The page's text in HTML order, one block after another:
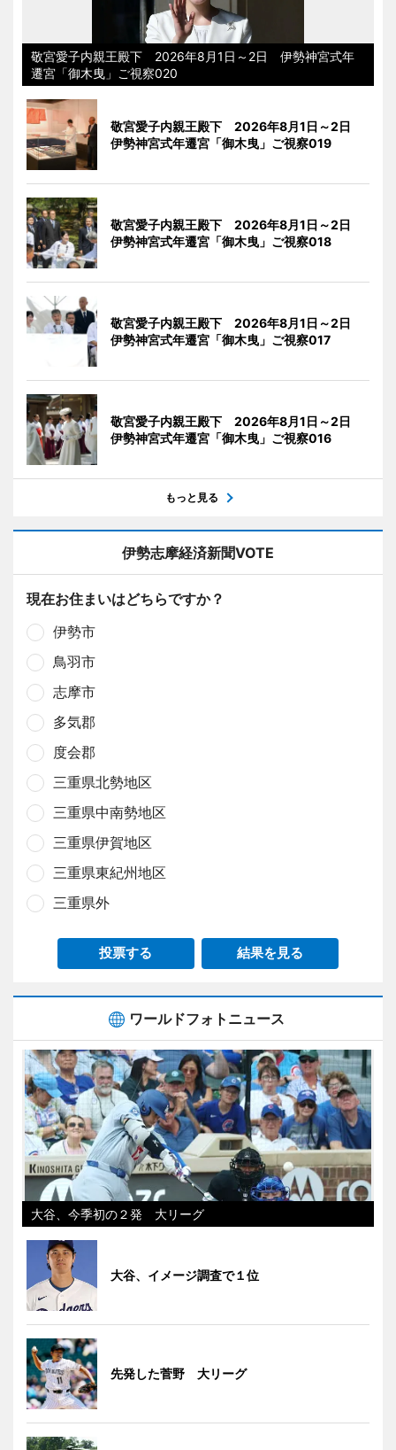
敬宮愛子内親王殿下 2026年8月1日～2日 伊勢神宮式年
遷宮「御木曳」ご視察020
敬宮愛子内親王殿下 2026年8月1日～2日
伊勢神宮式年遷宮「御木曳」ご視察019
敬宮愛子内親王殿下 2026年8月1日～2日
伊勢神宮式年遷宮「御木曳」ご視察018
敬宮愛子内親王殿下 2026年8月1日～2日
伊勢神宮式年遷宮「御木曳」ご視察017
敬宮愛子内親王殿下 2026年8月1日～2日
伊勢神宮式年遷宮「御木曳」ご視察016
もっと見る
伊勢志摩経済新聞VOTE
現在お住まいはどちらですか？
伊勢市
鳥羽市
志摩市
多気郡
度会郡
三重県北勢地区
三重県中南勢地区
三重県伊賀地区
三重県東紀州地区
三重県外
投票する 結果を見る
ワールドフォトニュース
大谷、今季初の２発 大リーグ
大谷、イメージ調査で１位
先発した菅野 大リーグ